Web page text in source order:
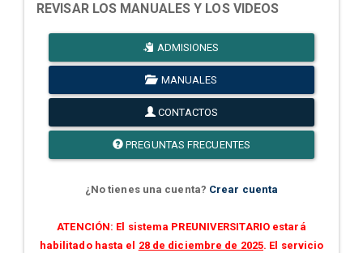
REVISAR LOS MANUALES Y LOS VIDEOS
ADMISIONES
MANUALES
CONTACTOS
PREGUNTAS FRECUENTES
¿No tienes una cuenta? Crear cuenta
ATENCIÓN: El sistema PREUNIVERSITARIO estará
habilitado hasta el 28 de diciembre de 2025. El servicio